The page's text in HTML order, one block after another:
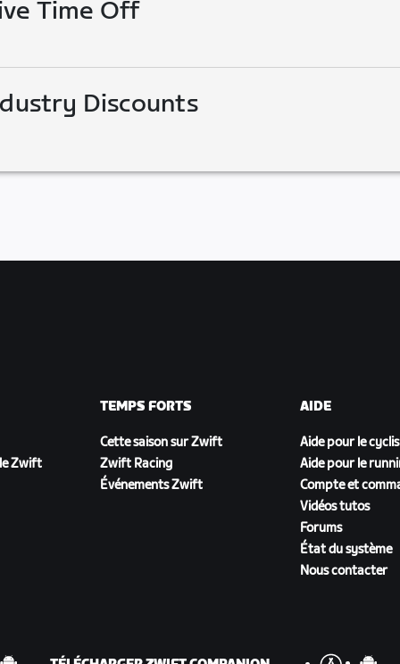
Time Off
Discounts
Zwift
TEMPS FORTS
Cette saison sur Zwift
Zwift Racing
Événements Zwift
AIDE
Aide pour le
Aide pour le
Compte et
Vidéos tutos
Forums
État du système
Nous contacter